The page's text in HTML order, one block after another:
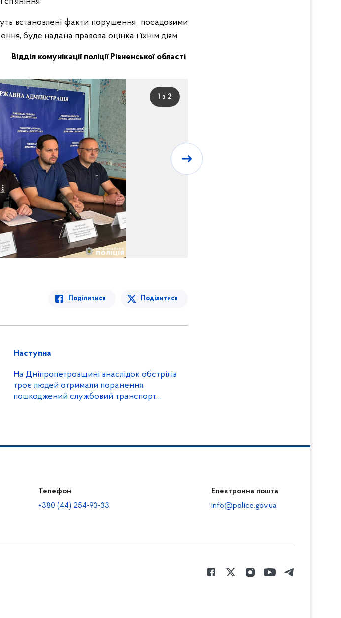
встановлені факти порушення посадовими
буде надана правова оцінка і їхнім діям
Відділ комунікації поліції Рівненської області
1 з 2
Поділитися Поділитися
Наступна
На Дніпропетровщині внаслідок обстрілів
троє людей отримали поранення,
пошкоджений службовий транспорт
Телефон
+380 (44) 254-93-33
Електронна пошта
info@police.gov.ua